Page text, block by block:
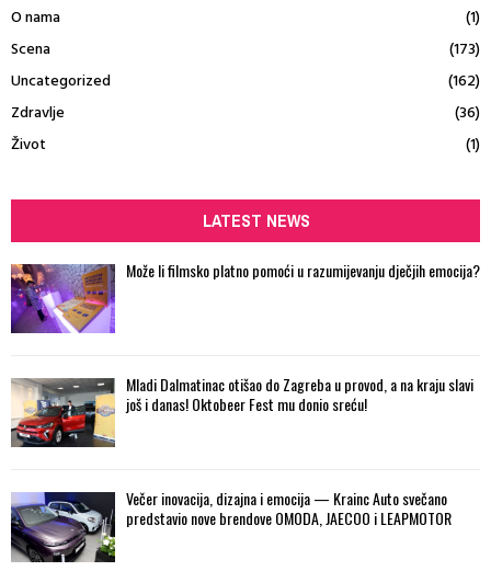
O nama
(1)
Scena
(173)
Uncategorized
(162)
Zdravlje
(36)
Život
(1)
LATEST NEWS
Može li filmsko platno pomoći u razumijevanju dječjih emocija?
Mladi Dalmatinac otišao do Zagreba u provod, a na kraju slavi
još i danas! Oktobeer Fest mu donio sreću!
Večer inovacija, dizajna i emocija — Krainc Auto svečano
predstavio nove brendove OMODA, JAECOO i LEAPMOTOR